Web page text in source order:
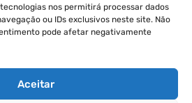
nos permitirá processar dados
ou IDs exclusivos neste site. Não
pode afetar negativamente
Aceitar
INTERIORES
De Cortinas Para
Estar Que